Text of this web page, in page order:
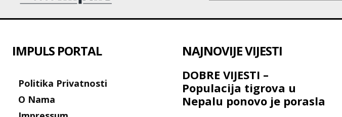
IMPULS PORTAL
Politika Privatnosti
O Nama
NAJNOVIJE VIJESTI
DOBRE VIJESTI –
Populacija tigrova u
Nepalu ponovo je porasla